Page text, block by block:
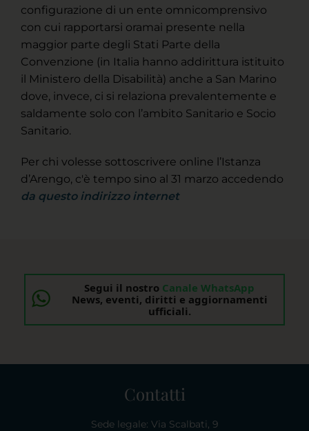
configurazione di un ente omnicomprensivo
con cui rapportarsi oramai presente nella
maggior parte degli Stati Parte della
Convenzione (in Italia hanno addirittura istituito
il Ministero della Disabilità) anche a San Marino
dove, invece, ci si relaziona prevalentemente e
saldamente solo con l’ambito Sanitario e Socio
Sanitario.
Per chi volesse sottoscrivere online l’Istanza
d’Arengo, c'è tempo sino al 31 marzo accedendo
da questo indirizzo internet
Segui il nostro Canale WhatsApp
News, eventi, diritti e aggiornamenti
ufficiali.
Contatti
Sede legale: Via Scalbati, 9